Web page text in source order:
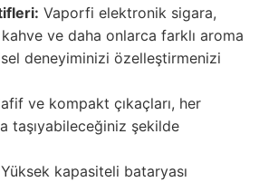
Vaporfi elektronik sigara,
ve daha onlarca farklı aroma
deneyiminizi özelleştirmenizi
ve kompakt çıkaçları, her
taşıyabileceğiniz şekilde
Yüksek kapasiteli bataryası